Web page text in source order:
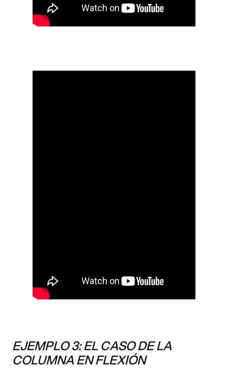
EJEMPLO 3: EL CASO DE LA
COLUMNA EN FLEXIÓN